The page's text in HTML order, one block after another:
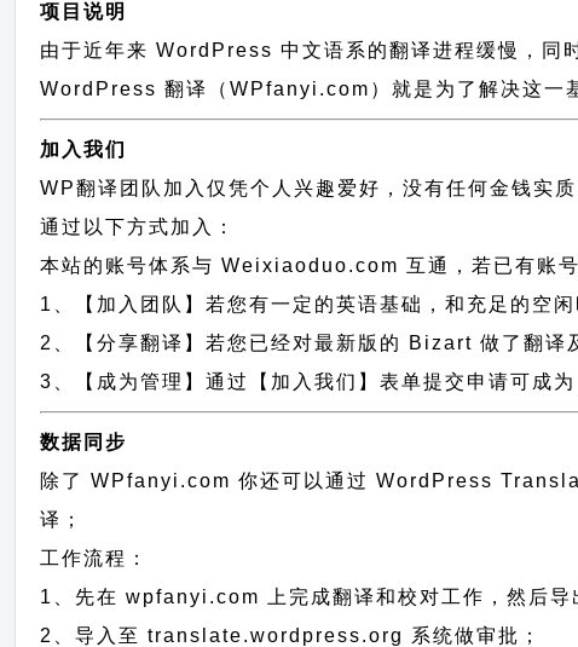
项目说明
由于近年来 WordPress 中文语系的翻译进程缓慢，同
WordPress 翻译（WPfanyi.com） 就是为了解决这一
加入我们
WP翻译团队加入仅凭个人兴趣爱好，没有任何金钱实
通过以下方式加入：
本站的账号体系与Weixiaoduo.com 互通，若已有账
1、【加入团队】若您有一定的英语基础，和充足的
2、【分享翻译】若您已经对最新版的 Bizart 做了翻译
3、【成为管理】通过【加入我们】表单提交申请可成
数据同步
除了 WPfanyi.com 你还可以通过WordPress
译；
工作流程：
1、先在 wpfanyi.com 上完成翻译和校对工作，然后导
2、导入至 translate.wordpress.org 系统做审批；